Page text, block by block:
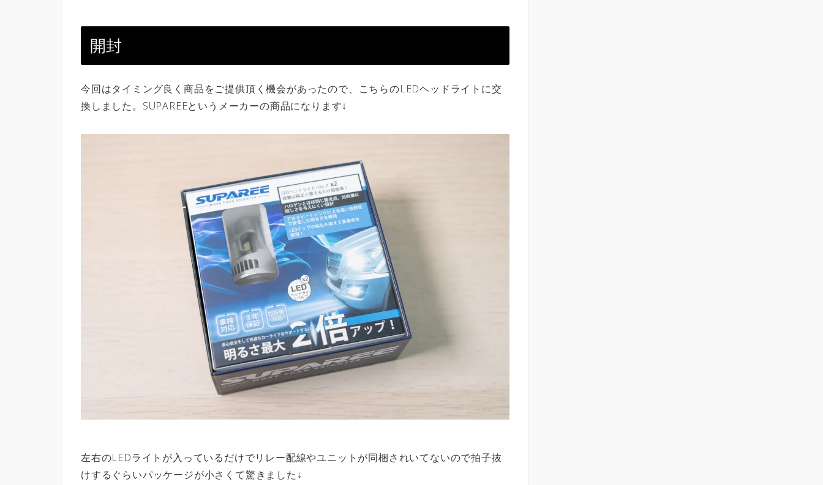
開封
今回はタイミング良く商品をご提供頂く機会があったので、こちらのLEDヘッドライトに交
換しました。SUPAREEというメーカーの商品になります↓
左右のLEDライトが入っているだけでリレー配線やユニットが同梱されいてないので拍子抜
けするぐらいパッケージが小さくて驚きました↓